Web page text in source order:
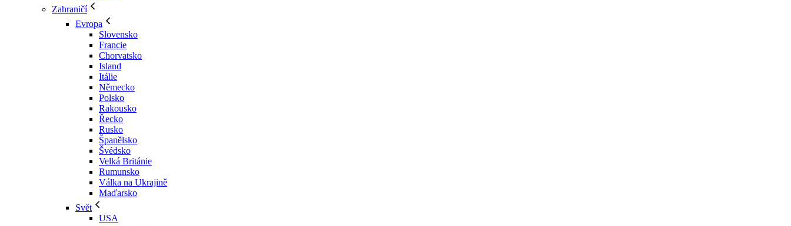
Zahraničí
Evropa
Slovensko
Francie
Chorvatsko
Island
Itálie
Německo
Polsko
Rakousko
Řecko
Rusko
Španělsko
Švédsko
Velká Británie
Rumunsko
Válka na Ukrajině
Maďarsko
Svět
USA